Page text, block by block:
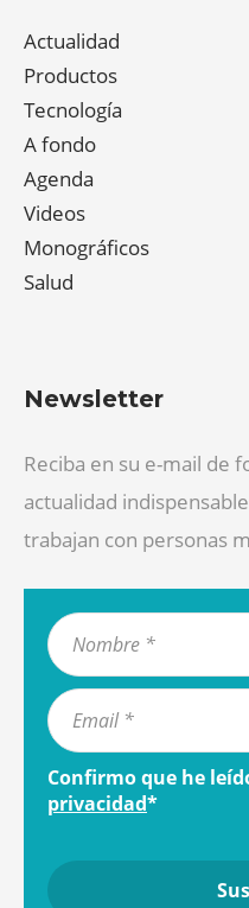
Actualidad
Productos
Tecnología
A fondo
Agenda
Videos
Monográficos
Salud
Newsletter
Reciba en su e-mail de
actualidad
trabajan con personas
Confirmo que he
privacidad*